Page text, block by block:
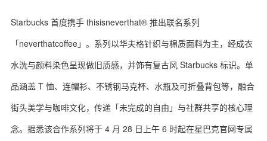
Starbucks 首度携手 thisisneverthat® 推出联名系列
「neverthatcoffee」。系列以华夫格针织与棉质面料为主，经成衣
水洗与颜料染色呈现做旧质感，并饰有复古风 Starbucks 标识。单
品涵盖 T 恤、连帽衫、不锈钢马克杯、水瓶及可折叠背包等，融合
街头美学与咖啡文化，传递「未完成的自由」与社群共享的核心理
念。据悉该合作系列将于 4 月 28 日上午 6 时起在星巴克官网专属